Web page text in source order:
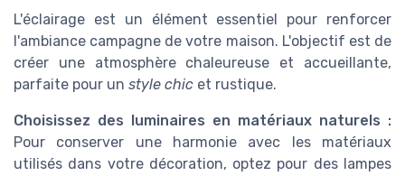
L'éclairage est un élément essentiel pour renforcer
l'ambiance campagne de votre maison. L'objectif est de
créer une atmosphère chaleureuse et accueillante,
parfaite pour un style chic et rustique.
Choisissez des luminaires en matériaux naturels :
Pour conserver une harmonie avec les matériaux
utilisés dans votre décoration, optez pour des lampes